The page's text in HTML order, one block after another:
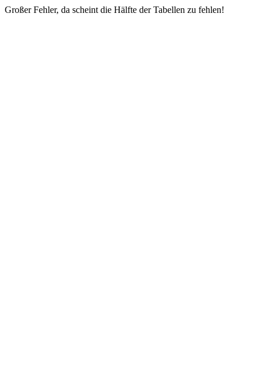
Großer Fehler, da scheint die Hälfte der Tabellen zu fehlen!